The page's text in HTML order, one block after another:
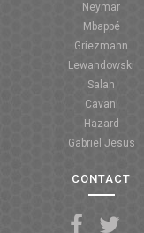
Neymar
Mbappé
Griezmann
Lewandowski
Salah
Cavani
Hazard
Gabriel Jesus
CONTACT